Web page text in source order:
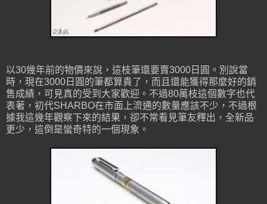
以30幾年前的物價來說，這枝筆還要賣3000日圓。別說當
時，現在3000日圓的筆都算貴了，而且還能獲得那麼好的銷
售成績，可見真的受到大家歡迎。不過80萬枝這個數字也代
表著，初代SHARBO在市面上流通的數量應該不少，不過根
據我這幾年觀察下來的結果，卻不常看見筆友釋出，全新品
更少，這倒是蠻奇特的一個現象。